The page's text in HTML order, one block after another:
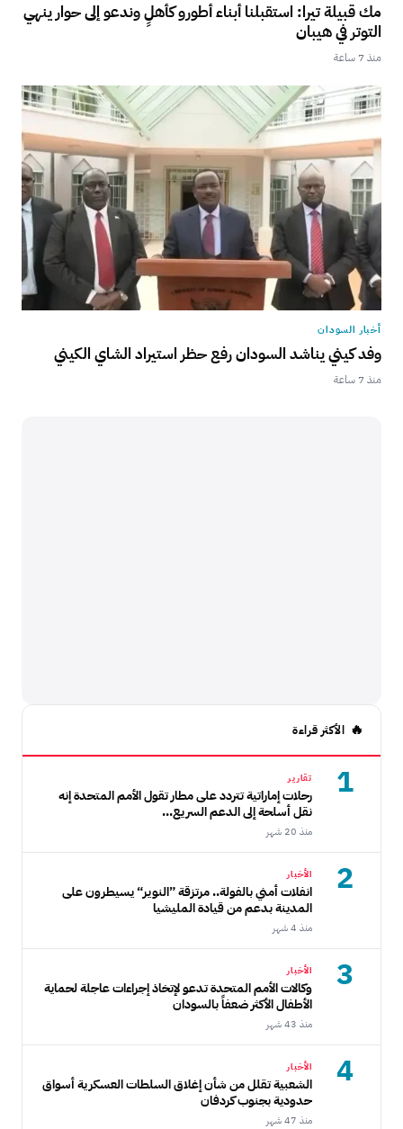
مك قبيلة تيرا: استقبلنا أبناء أطورو كأهلٍ وندعو إلى حوار ينهي
التوتر في هيبان
منذ 7 ساعة
أخبار السودان
وفد كيني يناشد السودان رفع حظر استيراد الشاي الكيني
منذ 7 ساعة
الأكثر قراءة
1 تقارير
رحلات إماراتية تتردد على مطار تقول الأمم المتحدة إنه
نقل أسلحة إلى الدعم السريع...
منذ 20 شهر
2 الأخبار
انفلات أمني بالفولة.. مرتزقة ”النوير“ يسيطرون على
المدينة بدعم من قيادة المليشيا
منذ 4 شهر
3 الأخبار
وكالات الأمم المتحدة تدعو لإتخاذ إجراءات عاجلة لحماية
الأطفال الأكثر ضعفاً بالسودان
منذ 43 شهر
4 الأخبار
الشعبية تقلل من شأن إغلاق السلطات العسكرية أسواق
حدودية بجنوب كردفان
منذ 47 شهر